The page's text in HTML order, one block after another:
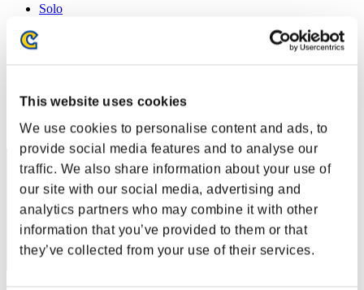
This website uses cookies
We use cookies to personalise content and ads, to
provide social media features and to analyse our
traffic. We also share information about your use of
our site with our social media, advertising and
analytics partners who may combine it with other
information that you’ve provided to them or that
they’ve collected from your use of their services.
Solo
(Los rankings se actualizan cada 6 horas.)
1